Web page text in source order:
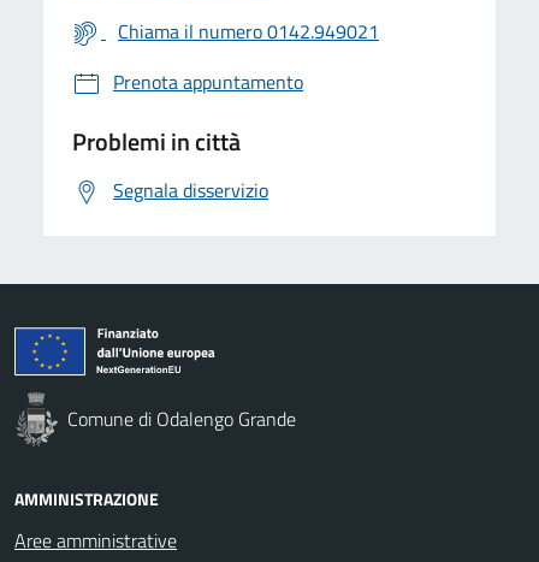
Chiama il numero 0142.949021
Prenota appuntamento
Problemi in città
Segnala disservizio
Comune di Odalengo Grande
AMMINISTRAZIONE
Aree amministrative